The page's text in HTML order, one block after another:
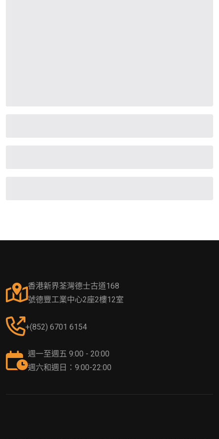
香港新界荃灣德士古道168
號德豐工業中心2座2樓12室
+(852) 6701 6154
週一至週五 9:00 - 20:00
週六和週日：9:00-22:00